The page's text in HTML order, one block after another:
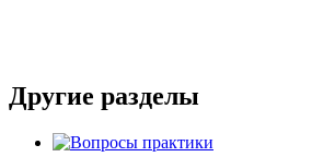
Другие разделы